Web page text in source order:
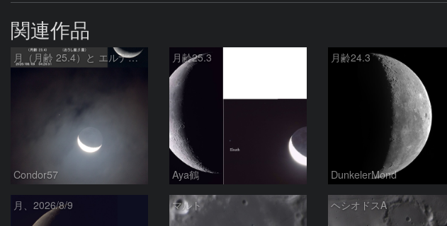
関連作品
月（月齢 25.4）と エルナト（おうし座β星）
Condor57
月齢25.3
Aya鶴
月齢24.3
DunkelerMond
月、2026/8/9 マルト ヘシオドスA